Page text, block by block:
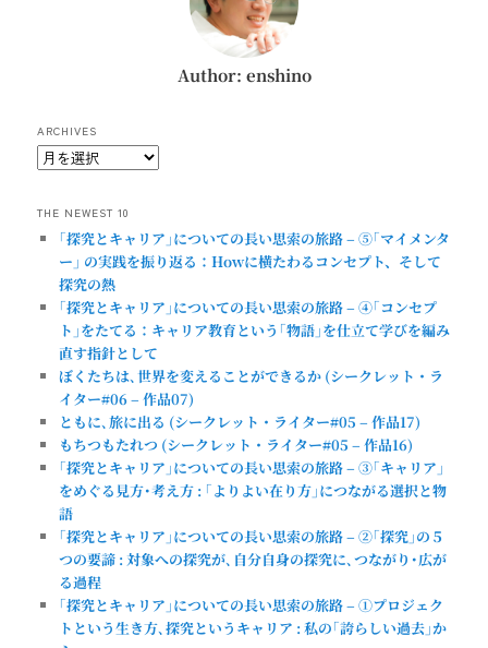
Author: enshino
ARCHIVES
Archives
THE NEWEST 10
｢探究とキャリア｣についての長い思索の旅路 – ⑤｢マイメンタ
ー｣ の実践を振り返る：Howに横たわるコンセプト、そして
探究の熱
｢探究とキャリア｣についての長い思索の旅路 – ④｢コンセプ
ト｣をたてる：キャリア教育という｢物語｣を仕立て学びを編み
直す指針として
ぼくたちは､世界を変えることができるか (シークレット・ラ
イター#06 – 作品07)
ともに､旅に出る (シークレット・ライター#05 – 作品17)
もちつもたれつ (シークレット・ライター#05 – 作品16)
｢探究とキャリア｣についての長い思索の旅路 – ③｢キャリア｣
をめぐる見方･考え方 : ｢よりよい在り方｣につながる選択と物
語
｢探究とキャリア｣についての長い思索の旅路 – ②｢探究｣の５
つの要諦 : 対象への探究が､自分自身の探究に､つながり･広が
る過程
｢探究とキャリア｣についての長い思索の旅路 – ①プロジェク
トという生き方､探究というキャリア : 私の｢誇らしい過去｣か